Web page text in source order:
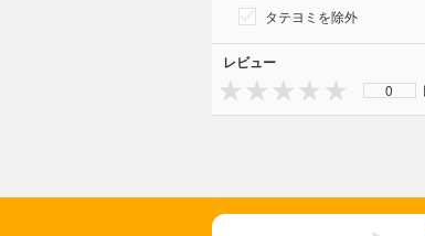
タテヨミを除外
レビュー
0